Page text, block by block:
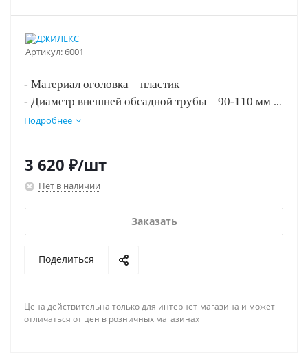
Артикул:6001
- Материал оголовка – пластик
- Диаметр внешней обсадной трубы – 90-110 мм
- Диаметр напорной трубы – 32 мм
- Лучшая цена!!!
Подробнее
3 620 ₽/шт
Нет в наличии
Заказать
Поделиться
Цена действительна только для интернет-магазина и может
отличаться от цен в розничных магазинах